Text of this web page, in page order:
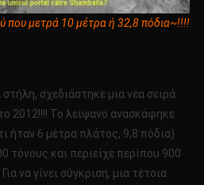
που μετρά 10 μέτρα ή 32,8 πόδια~!!!!
σχεδιάστηκε μια νέα σειρά
2012!!!! Το λείψανο ανασκάφηκε
ήταν 6 μέτρα πλάτος, 9,8 πόδια)
τόνους και περιείχε περίπου 900
να γίνει σύγκριση, μια τέτοια